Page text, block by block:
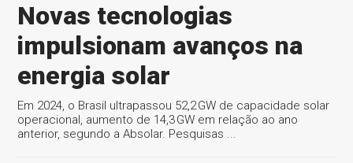
Novas tecnologias
impulsionam avanços na
energia solar
Em 2024, o Brasil ultrapassou 52,2 GW de capacidade solar
operacional, aumento de 14,3 GW em relação ao ano
anterior, segundo a Absolar. Pesquisas ...